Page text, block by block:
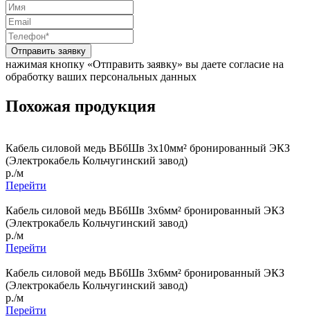
Отправить заявку
нажимая кнопку «Отправить заявку» вы даете согласие на
обработку ваших персональных данных
Похожая продукция
Кабель силовой медь ВБбШв 3x10мм² бронированный ЭКЗ
(Электрокабель Кольчугинский завод)
р./м
Перейти
Кабель силовой медь ВБбШв 3x6мм² бронированный ЭКЗ
(Электрокабель Кольчугинский завод)
р./м
Перейти
Кабель силовой медь ВБбШв 3x6мм² бронированный ЭКЗ
(Электрокабель Кольчугинский завод)
р./м
Перейти